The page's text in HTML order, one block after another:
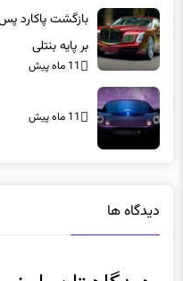
بر پایه بنتلی
11 ماه پیش
11 ماه پیش
دیدگاه ها